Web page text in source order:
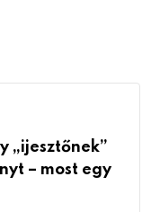
„ijesztőnek”
– most egy